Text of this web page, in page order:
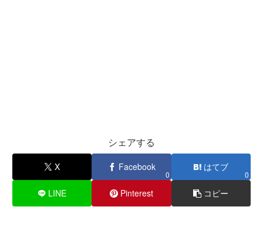
シェアする
X Facebook
0
はてブ
0
LINE Pinterest コピー